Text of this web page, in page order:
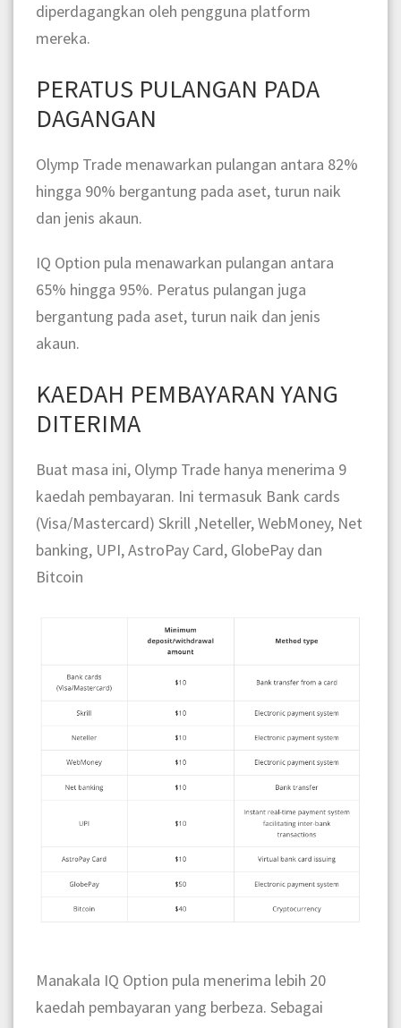
diperdagangkan oleh pengguna platform
mereka.
PERATUS PULANGAN PADA
DAGANGAN
Olymp Trade menawarkan pulangan antara 82%
hingga 90% bergantung pada aset, turun naik
dan jenis akaun.
IQ Option pula menawarkan pulangan antara
65% hingga 95%. Peratus pulangan juga
bergantung pada aset, turun naik dan jenis
akaun.
KAEDAH PEMBAYARAN YANG
DITERIMA
Buat masa ini, Olymp Trade hanya menerima 9
kaedah pembayaran. Ini termasuk Bank cards
(Visa/Mastercard) Skrill ,Neteller,WebMoney, Net
banking, UPI,AstroPay Card, GlobePay dan
Bitcoin
Manakala IQ Option pula menerima lebih 20
kaedah pembayaran yang berbeza. Sebagai